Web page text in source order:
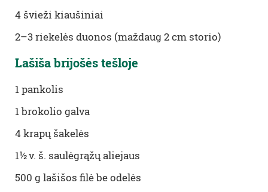
4 švieži kiaušiniai
2–3riekelės duonos (maždaug 2 cm storio)
Lašiša brijošės tešloje
1pankolis
1brokolio galva
4krapų šakelės
1½v. š. saulėgrąžų aliejaus
500 g lašišos filė be odelės